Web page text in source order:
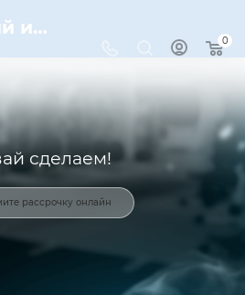
Спортивный инвентарь и оборудование для спорта в Москве | Dynamic-Sport
0
сделаем!
рассрочку онлайн